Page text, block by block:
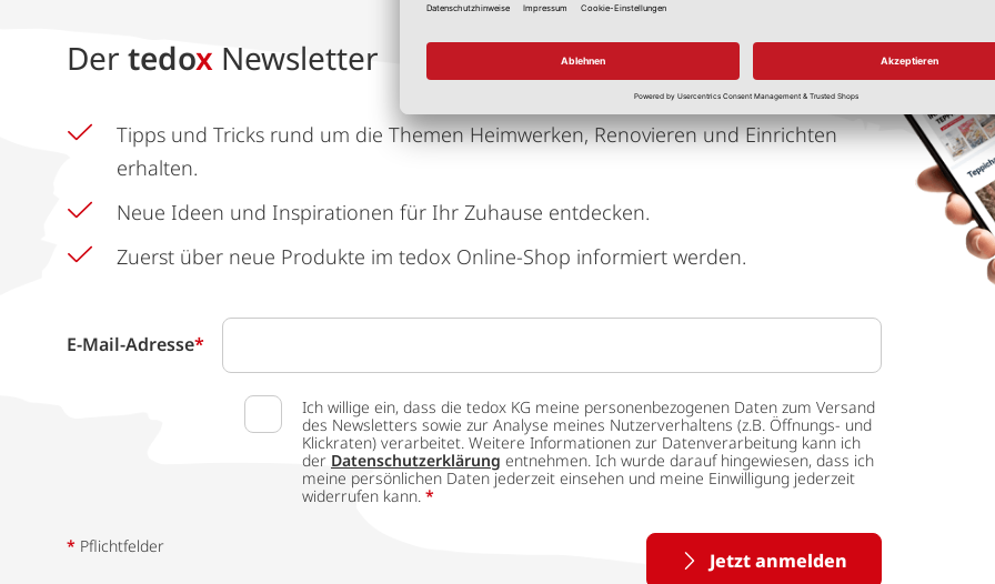
Der tedox Newsletter
Tipps und Tricks rund um die Themen Heimwerken, Renovieren und Einrichten
erhalten.
Neue Ideen und Inspirationen für Ihr Zuhause entdecken.
Zuerst über neue Produkte im tedox Online-Shop informiert werden.
E-Mail-Adresse*
Ich willige ein, dass die tedox KG meine personenbezogenen Daten zum Versand
des Newsletters sowie zur Analyse meines Nutzerverhaltens (z.B. Öffnungs- und
Klickraten) verarbeitet. Weitere Informationen zur Datenverarbeitung kann ich
der Datenschutzerklärung entnehmen. Ich wurde darauf hingewiesen, dass ich
meine persönlichen Daten jederzeit einsehen und meine Einwilligung jederzeit
widerrufen kann. *
Jetzt anmelden
* Pflichtfelder